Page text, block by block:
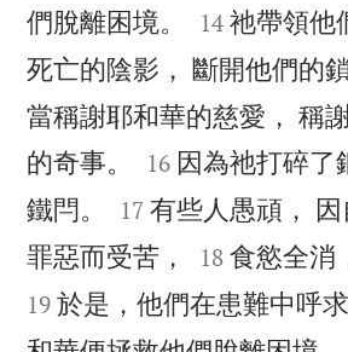
們脫離困境。


14 祂帶領他
死亡的陰影， 斷開他們的鎖
當稱謝耶和華的慈愛， 稱
的奇事。


16 因為祂打碎了
鐵閂。


17 有些人愚頑，
罪惡而受苦，


18 食慾全消
19 於是，他們在患難中呼